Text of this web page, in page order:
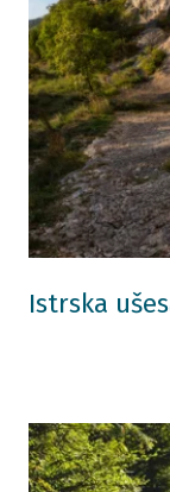
Istrska